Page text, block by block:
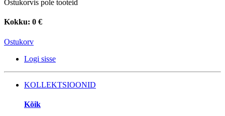
Ostukorvis pole tooteid
Kokku: 0 €
Ostukorv
Logi sisse
KOLLEKTSIOONID
Kõik